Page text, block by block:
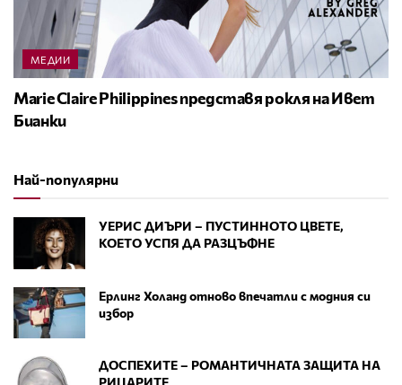
МЕДИИ
Marie Claire Philippines представя рокля на Ивет
Бианки
Най-популярни
УЕРИС ДИЪРИ – ПУСТИННОТО ЦВЕТЕ,
КОЕТО УСПЯ ДА РАЗЦЪФНЕ
Ерлинг Холанд отново впечатли с модния си
избор
ДОСПЕХИТЕ – РОМАНТИЧНАТА ЗАЩИТА НА
РИЦАРИТЕ